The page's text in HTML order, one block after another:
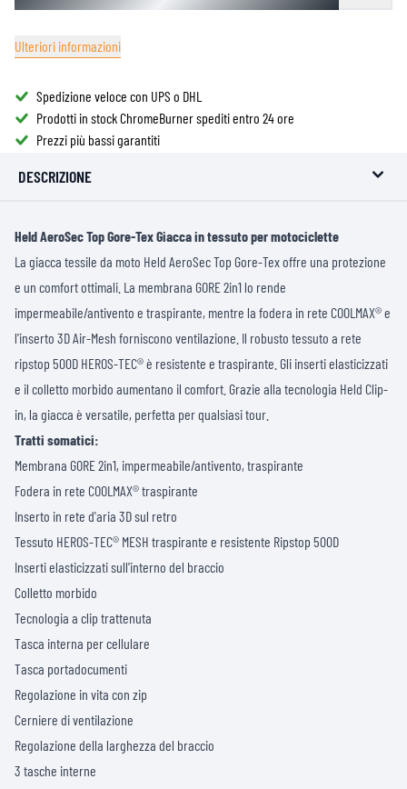
Ulteriori informazioni
Spedizione veloce con UPS o DHL
Prodotti in stock ChromeBurner spediti entro 24 ore
Prezzi più bassi garantiti
DESCRIZIONE
Held AeroSec Top Gore-Tex Giacca in tessuto per motociclette
La giacca tessile da moto Held AeroSec Top Gore-Tex offre una protezione
e un comfort ottimali. La membrana GORE 2in1 lo rende
impermeabile/antivento e traspirante, mentre la fodera in rete COOLMAX® e
l'inserto 3D Air-Mesh forniscono ventilazione. Il robusto tessuto a rete
ripstop 500D HEROS-TEC® è resistente e traspirante. Gli inserti elasticizzati
e il colletto morbido aumentano il comfort. Grazie alla tecnologia Held Clip-
in, la giacca è versatile, perfetta per qualsiasi tour.
Tratti somatici:
Membrana GORE 2in1, impermeabile/antivento, traspirante
Fodera in rete COOLMAX® traspirante
Inserto in rete d'aria 3D sul retro
Tessuto HEROS-TEC® MESH traspirante e resistente Ripstop 500D
Inserti elasticizzati sull'interno del braccio
Colletto morbido
Tecnologia a clip trattenuta
Tasca interna per cellulare
Tasca portadocumenti
Regolazione in vita con zip
Cerniere di ventilazione
Regolazione della larghezza del braccio
3 tasche interne